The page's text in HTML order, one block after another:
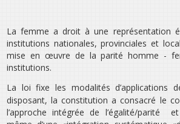
La femme a droit à une représentation
institutions nationales, provinciales et
mise en œuvre de la parité homme -
institutions.
La loi fixe les modalités d’applications
disposant, la constitution a consacré le
l’approche intégrée de l’égalité/parité